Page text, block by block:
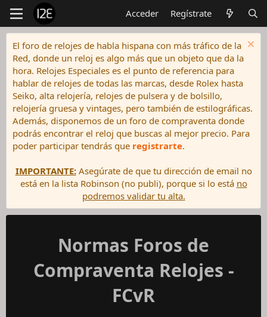
Acceder Regístrate
El foro de relojes de habla hispana con más tráfico de la
Red, donde un reloj es algo más que un objeto que da la
hora. Relojes Especiales es el punto de referencia para
hablar de relojes de todas las marcas, desde Rolex hasta
Seiko, alta relojería, relojes de pulsera y de bolsillo,
relojería gruesa y vintages, pero también de estilográficas.
Además, disponemos de un foro de compraventa donde
podrás encontrar el reloj que buscas al mejor precio. Para
poder participar tendrás que registrarte.
IMPORTANTE:Asegúrate de que tu dirección de email no
está en la lista Robinson (no publi), porque si lo está no
podremos validar tu alta.
Normas Foros de
Compraventa Relojes -
FCvR